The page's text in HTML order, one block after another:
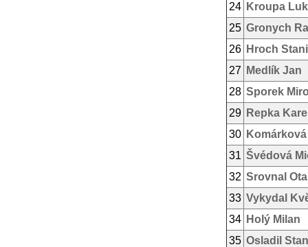
24 Kroupa
25 Gronych
26 Hroch
27
Medlík Jan
28 Sporek
29 Repka
30
31 Švédová
32 Srovnal
33 Vykydal
34 Holý Milan
35 Osladil